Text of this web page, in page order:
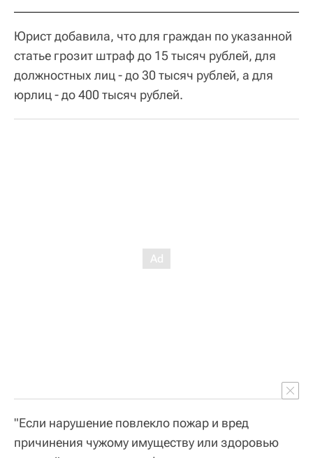
Юрист добавила, что для граждан по указанной
статье грозит штраф до 15 тысяч рублей, для
должностных лиц - до 30 тысяч рублей, а для
юрлиц - до 400 тысяч рублей.
"Если нарушение повлекло пожар и вред
причинения чужому имуществу или здоровью